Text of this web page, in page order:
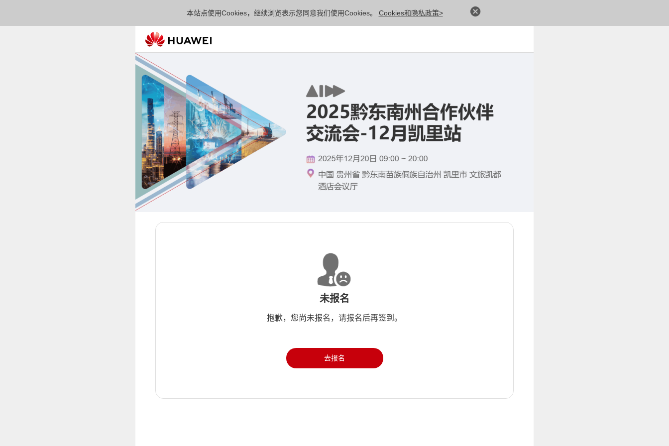
本站点使用Cookies，继续浏览表示您同意我们使用Cookies。 Cookies和隐私政策>
未报名
抱歉，您尚未报名，请报名后再签到。
去报名